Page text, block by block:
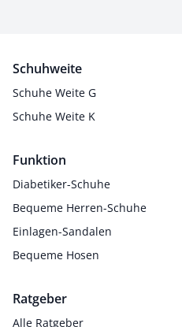
Schuhweite
Schuhe Weite G
Schuhe Weite K
Funktion
Diabetiker-Schuhe
Bequeme Herren-Schuhe
Einlagen-Sandalen
Bequeme Hosen
Ratgeber
Alle Ratgeber